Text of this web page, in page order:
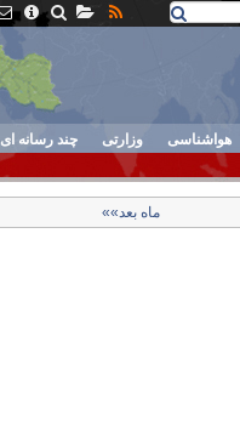
هواشناسی وزارتی چند رسانه ای
ماه بعد»»